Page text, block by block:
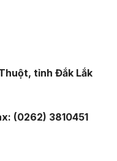
tỉnh Đắk Lắk
(0262) 3810451